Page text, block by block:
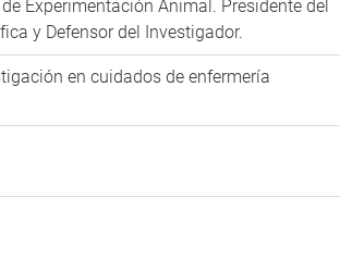
Experimentación Animal. Presidente del
y Defensor del Investigador.
en cuidados de enfermería